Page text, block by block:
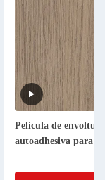
Película de
autoadhesiva para